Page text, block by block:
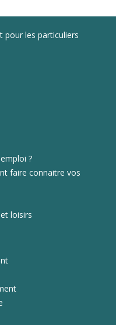
pour les particuliers
?
faire connaitre vos
loisirs